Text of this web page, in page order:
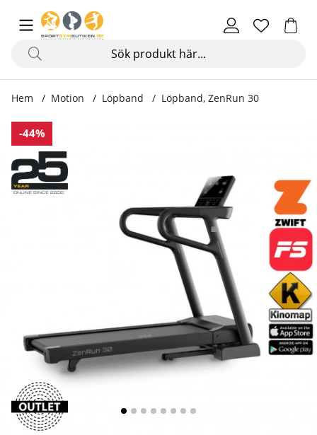
Hem Motion Löpband Löpband, ZenRun 30
-44%
Produktbilder Löpband, ZenRun 30